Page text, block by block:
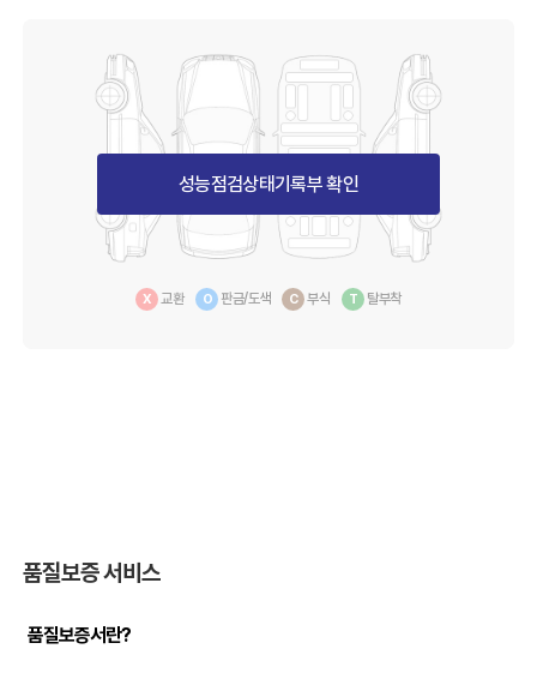
X 교환 O 판금/도색 C 부식 T 탈부착
성능점검상태기록부 확인
품질보증 서비스
품질보증서란?